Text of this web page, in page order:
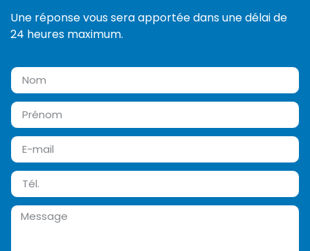
Une réponse vous sera apportée dans une délai de
24 heures maximum.